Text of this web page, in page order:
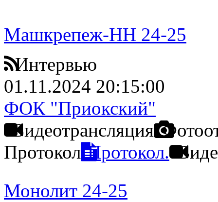
Машкрепеж-НН 24-25
Интервью
01.11.2024 20:15:00
ФОК "Приокский"
Видеотрансляция
Протокол Протокол.
Монолит 24-25